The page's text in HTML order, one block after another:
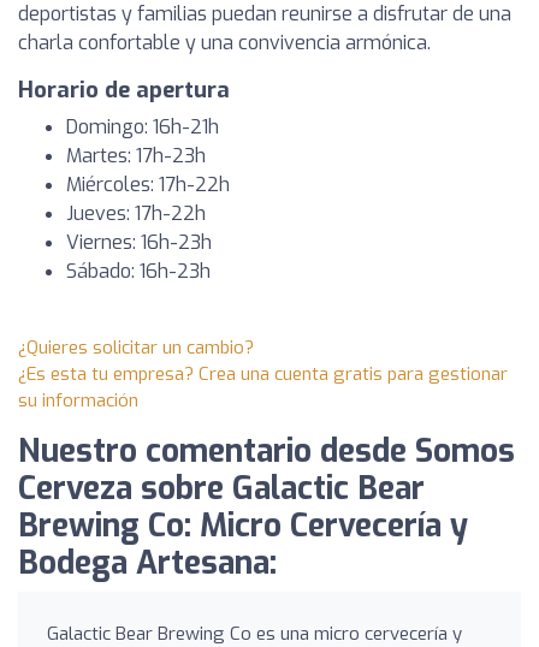
deportistas y familias puedan reunirse a disfrutar de una
charla confortable y una convivencia armónica.
Horario de apertura
Domingo: 16h-21h
Martes: 17h-23h
Miércoles: 17h-22h
Jueves: 17h-22h
Viernes: 16h-23h
Sábado: 16h-23h
¿Quieres solicitar un cambio?
¿Es esta tu empresa? Crea una cuenta gratis para gestionar
su información
Nuestro comentario desde Somos
Cerveza sobre Galactic Bear
Brewing Co: Micro Cervecería y
Bodega Artesana:
Galactic Bear Brewing Co es una micro cervecería y